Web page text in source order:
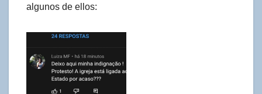
algunos de ellos: